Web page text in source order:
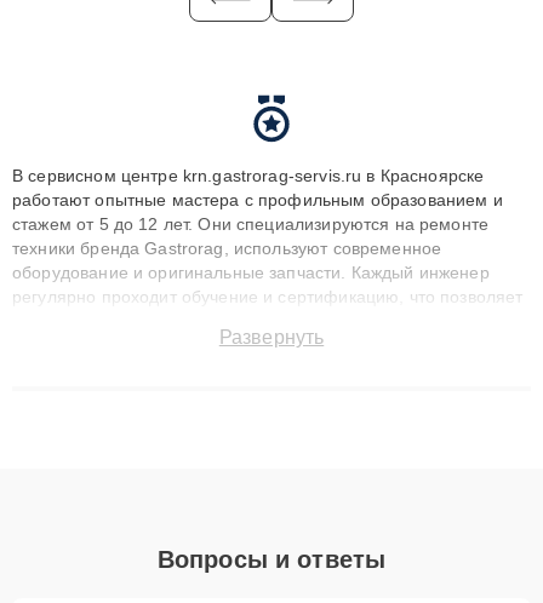
В сервисном центре krn.gastrorag-servis.ru в Красноярске
работают опытные мастера с профильным образованием и
стажем от 5 до 12 лет. Они специализируются на ремонте
техники бренда Gastrorag, используют современное
оборудование и оригинальные запчасти. Каждый инженер
регулярно проходит обучение и сертификацию, что позволяет
технику с сохранением гарантии до 3 лет. Наши мастера
Развернуть
Вопросы и ответы